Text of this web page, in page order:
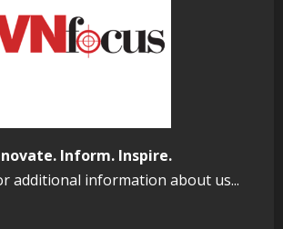
Inform. Inspire.
additional information about us...